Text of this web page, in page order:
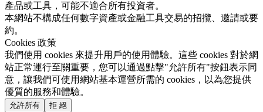
產品或工具，可能不適合所有投資者。
本網站不構成任何數字資產或金融工具交易的招攬、邀請或要
約。
Cookies 政策
我們使用 cookies 來提升用戶的使用體驗。這些 cookies 對於網
站正常運行至關重要，您可以通過點擊"允許所有"按鈕表示同
意，讓我們可使用網站基本運營所需的 cookies，以為您提供
優質的服務和體驗。
允許所有 拒 絕